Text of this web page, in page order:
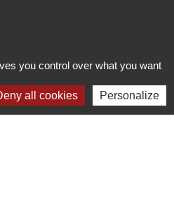
you control over what you want
all cookies Personalize